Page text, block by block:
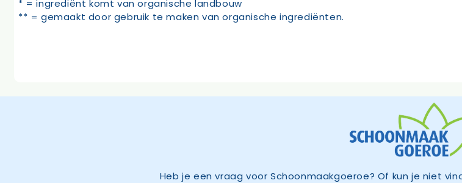
* = ingrediënt komt van organische landbouw
** = gemaakt door gebruik te maken van organische ingrediënten.
Heb je een vraag voor Schoonmaakgoeroe? Of kun je niet